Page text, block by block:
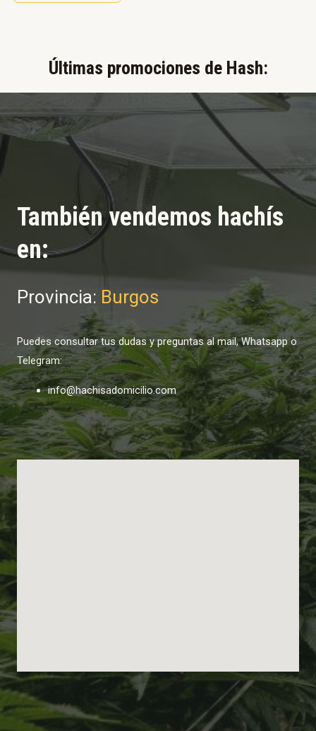
Últimas promociones de Hash:​
También vendemos hachís
en:
Provincia: Burgos
Puedes consultar tus dudas y preguntas al mail, Whatsapp o
Telegram:
info@hachisadomicilio.com